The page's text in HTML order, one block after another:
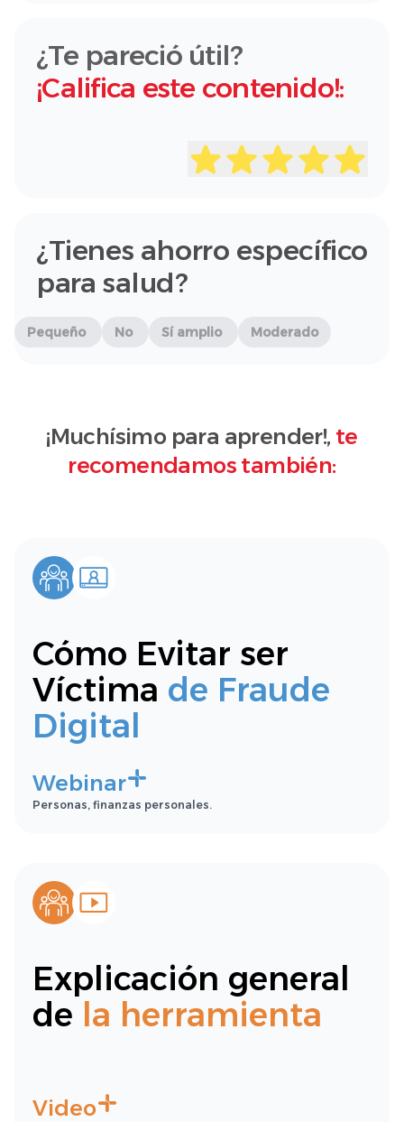
¿Te pareció útil?
¡Califica este contenido!:
¿Tienes ahorro específico
para salud?
Pequeño No Sí amplio Moderado
¡Muchísimo para aprender!, te
recomendamos también:
Cómo Evitar ser
Víctima de Fraude
Digital
Webinar
Personas, finanzas personales.
Explicación general
de la herramienta
Video